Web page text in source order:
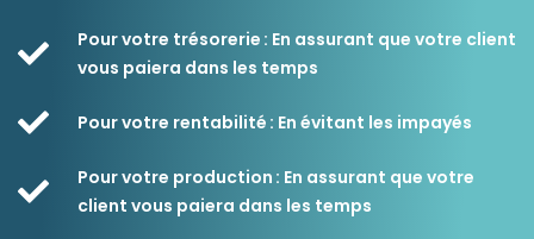
Nos partenaires
Pour votre trésorerie : En assurant que votre client
vous paiera dans les temps
Pour votre rentabilité : En évitant les impayés
Pour votre production : En assurant que votre
client vous paiera dans les temps